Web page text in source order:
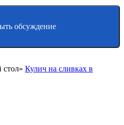
обсуждение
Кулич на сливках в